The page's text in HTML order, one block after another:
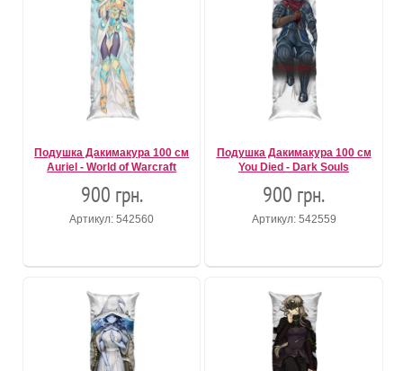
Подушка Дакимакура 100 см
Auriel - World of Warcraft
900 грн.
Артикул: 542560
Подушка Дакимакура 100 см
You Died - Dark Souls
900 грн.
Артикул: 542559